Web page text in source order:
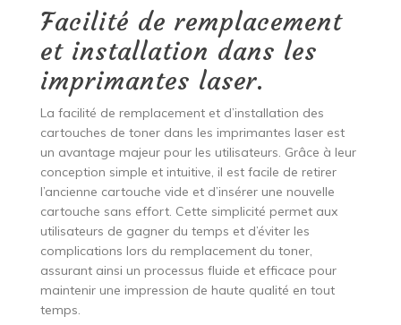
Facilité de remplacement
et installation dans les
imprimantes laser.
La facilité de remplacement et d’installation des
cartouches de toner dans les imprimantes laser est
un avantage majeur pour les utilisateurs. Grâce à leur
conception simple et intuitive, il est facile de retirer
l’ancienne cartouche vide et d’insérer une nouvelle
cartouche sans effort. Cette simplicité permet aux
utilisateurs de gagner du temps et d’éviter les
complications lors du remplacement du toner,
assurant ainsi un processus fluide et efficace pour
maintenir une impression de haute qualité en tout
temps.